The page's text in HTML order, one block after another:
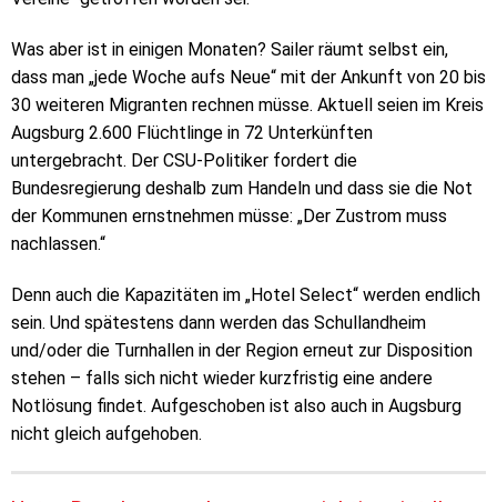
Was aber ist in einigen Monaten? Sailer räumt selbst ein,
dass man „jede Woche aufs Neue“ mit der Ankunft von 20 bis
30 weiteren Migranten rechnen müsse. Aktuell seien im Kreis
Augsburg 2.600 Flüchtlinge in 72 Unterkünften
untergebracht. Der CSU-Politiker fordert die
Bundesregierung deshalb zum Handeln und dass sie die Not
der Kommunen ernstnehmen müsse: „Der Zustrom muss
nachlassen.“
Denn auch die Kapazitäten im „Hotel Select“ werden endlich
sein. Und spätestens dann werden das Schullandheim
und/oder die Turnhallen in der Region erneut zur Disposition
stehen – falls sich nicht wieder kurzfristig eine andere
Notlösung findet. Aufgeschoben ist also auch in Augsburg
nicht gleich aufgehoben.